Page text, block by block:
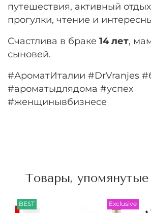
путешествия, активный
прогулки, чтение и
Счастлива в браке 14 лет,
сыновей.
#АроматИталии #DrVranjes
#ароматыдлядома #успех
#женщинывбизнесе
Товары, упомянутые
BEST Exclusive